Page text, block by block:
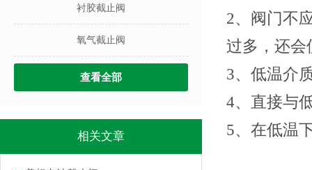
衬胶截止阀
氧气截止阀
查看全部
相关文章
2、阀门不
过多，还会
3、低温介
4、直接与
5、在低温